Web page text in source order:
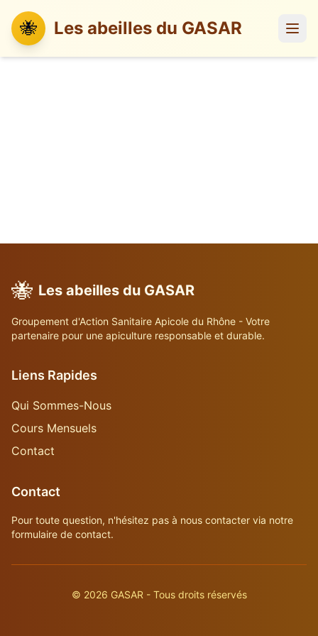
🐝 Les abeilles du GASAR
🐝 Les abeilles du GASAR
Groupement d'Action Sanitaire Apicole du Rhône - Votre
partenaire pour une apiculture responsable et durable.
Liens Rapides
Qui Sommes-Nous
Cours Mensuels
Contact
Contact
Pour toute question, n'hésitez pas à nous contacter via notre
formulaire de contact.
© 2026 GASAR - Tous droits réservés